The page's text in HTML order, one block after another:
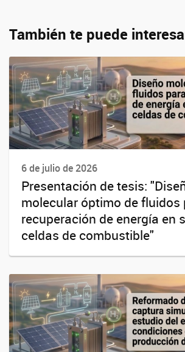
También te puede
6 de julio de 2026
Presentación de tesis:
molecular óptimo de fluidos
recuperación de energía en
celdas de combustible"